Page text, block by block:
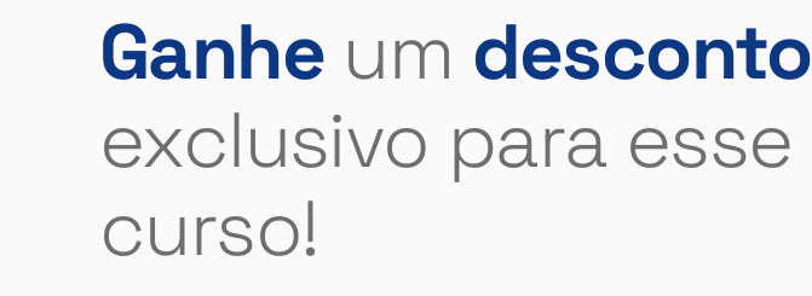
Ganhe um desconto
exclusivo para esse
curso!